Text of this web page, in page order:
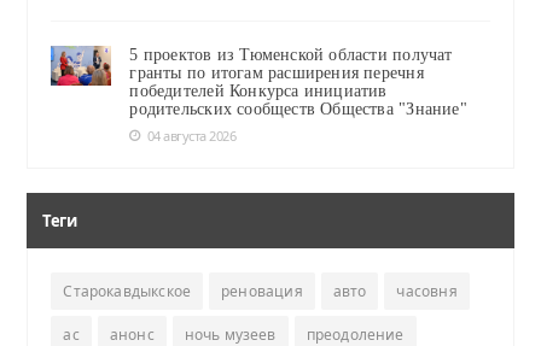
5 проектов из Тюменской области получат
гранты по итогам расширения перечня
победителей Конкурса инициатив
родительских сообществ Общества "Знание"
04 августа 2026
Теги
Старокавдыкское реновация авто часовня
ас анонс ночь музеев преодоление